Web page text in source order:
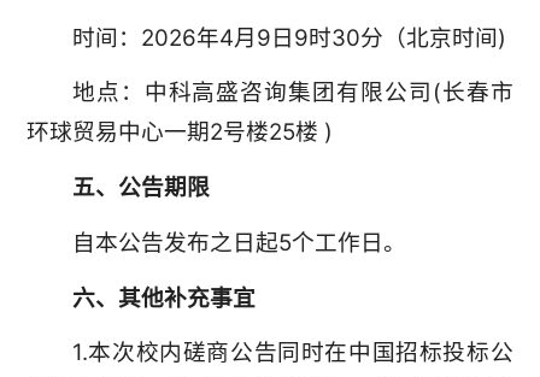
时间：2026年4月9日9时30分（北京时间)
地点：中科高盛咨询集团有限公司(长春市
环球贸易中心一期2号楼25楼 )
五、公告期限
自本公告发布之日起5个工作日。
六、其他补充事宜
1.本次校内磋商公告同时在中国招标投标公